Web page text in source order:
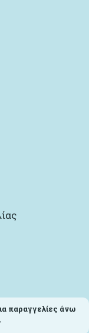
παραγγελίες άνω